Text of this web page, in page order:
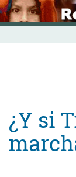
Skip
to
content
INICIO
¿Y si